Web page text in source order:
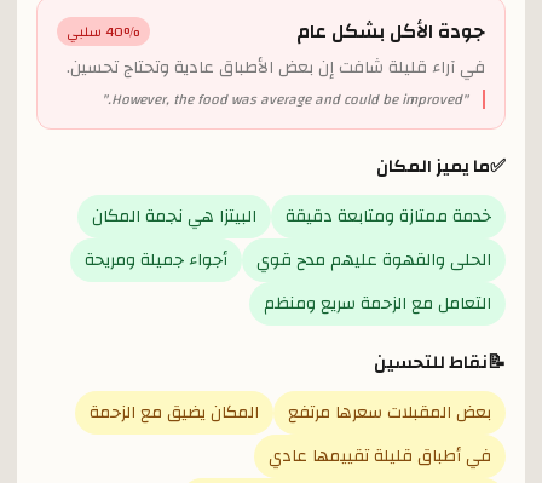
جودة الأكل بشكل عام 40% سلبي
في آراء قليلة شافت إن بعض الأطباق عادية وتحتاج تحسين.
"
However, the food was average and could be improved.
"
✅ما يميز المكان
خدمة ممتازة ومتابعة دقيقة
البيتزا هي نجمة المكان
الحلى والقهوة عليهم مدح قوي
أجواء جميلة ومريحة
التعامل مع الزحمة سريع ومنظم
📝نقاط للتحسين
بعض المقبلات سعرها مرتفع
المكان يضيق مع الزحمة
في أطباق قليلة تقييمها عادي